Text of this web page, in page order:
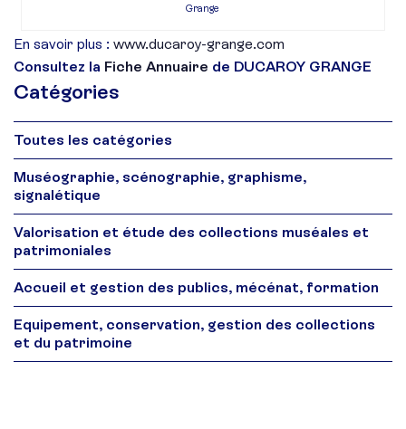
Grange
En savoir plus : www.ducaroy-grange.com
Consultez la Fiche Annuaire de DUCAROY GRANGE
Catégories
Toutes les catégories
Muséographie, scénographie, graphisme,
signalétique
Valorisation et étude des collections muséales et
patrimoniales
Accueil et gestion des publics, mécénat, formation
Equipement, conservation, gestion des collections
et du patrimoine